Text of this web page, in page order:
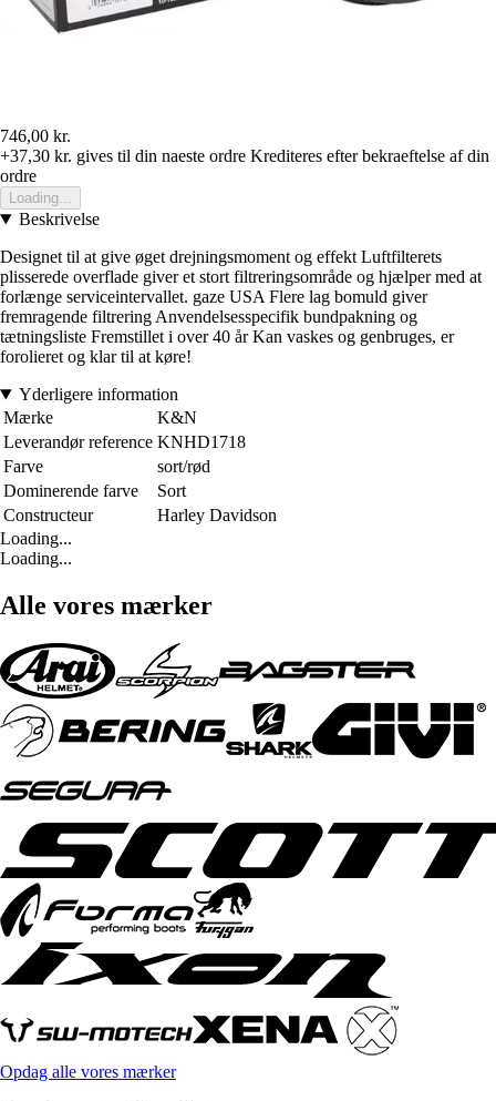
746,00 kr.
+37,30 kr. gives til din naeste ordre Krediteres efter bekraeftelse af din
ordre
Loading...
Beskrivelse
Designet til at give øget drejningsmoment og effekt Luftfilterets
plisserede overflade giver et stort filtreringsområde og hjælper med at
forlænge serviceintervallet. gaze USA Flere lag bomuld giver
fremragende filtrering Anvendelsesspecifik bundpakning og
tætningsliste Fremstillet i over 40 år Kan vaskes og genbruges, er
forolieret og klar til at køre!
Yderligere information
Mærke
K&N
Leverandør reference KNHD1718
Farve
sort/rød
Dominerende farve
Sort
Constructeur
Harley Davidson
Loading...
Loading...
Alle vores mærker
Opdag alle vores mærker